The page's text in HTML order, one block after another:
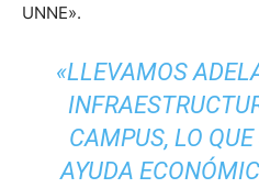
UNNE».
«LLEVAMOS
CAMPUS, LO
AYUDA